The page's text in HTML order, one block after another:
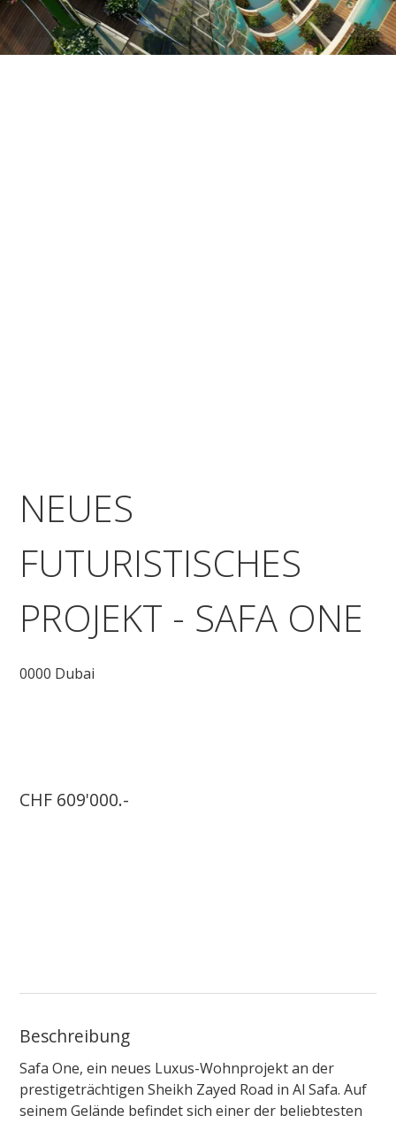
NEUES
FUTURISTISCHES
PROJEKT - SAFA ONE
0000 Dubai
CHF 609'000.-
Beschreibung
Safa One, ein neues Luxus-Wohnprojekt an der
prestigeträchtigen Sheikh Zayed Road in Al Safa. Auf
seinem Gelände befindet sich einer der beliebtesten